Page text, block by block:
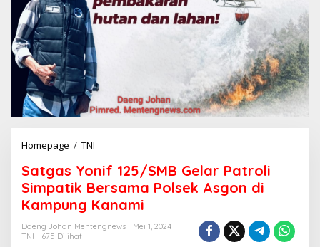
Homepage / TNI
t
g
a
s
Y
Satgas Yonif 125/SMB Gelar Patroli
Simpatik Bersama Polsek Asgon di
Kampung Kanami
Daeng Johan Mentengnews
Mei 1, 2024
TNI
675 Dilihat